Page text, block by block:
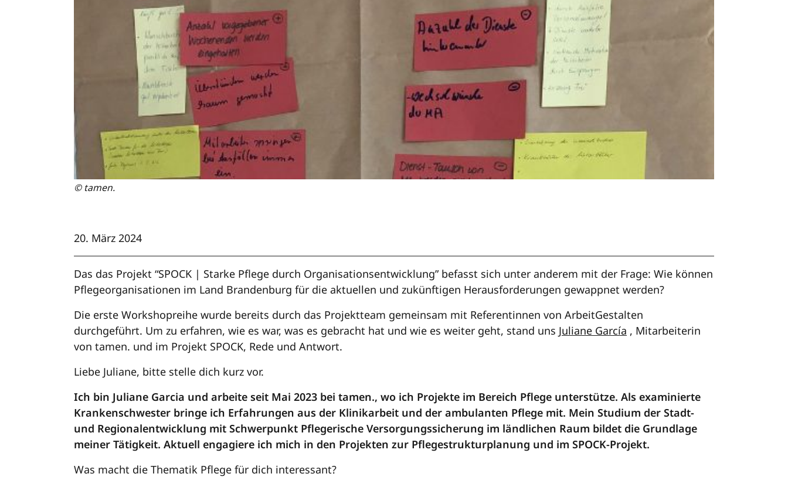
© tamen.
20. März 2024
Das das Projekt “SPOCK | Starke Pflege durch Organisationsentwicklung” befasst sich unter anderem mit der Frage: Wie können
Pflegeorganisationen im Land Brandenburg für die aktuellen und zukünftigen Herausforderungen gewappnet werden?
Die erste Workshopreihe wurde bereits durch das Projektteam gemeinsam mit Referentinnen von ArbeitGestalten
durchgeführt. Um zu erfahren, wie es war, was es gebracht hat und wie es weiter geht, stand uns Juliane García , Mitarbeiterin
von tamen. und im Projekt SPOCK, Rede und Antwort.
Liebe Juliane, bitte stelle dich kurz vor.
Ich bin Juliane Garcia und arbeite seit Mai 2023 bei tamen., wo ich Projekte im Bereich Pflege unterstütze. Als examinierte
Krankenschwester bringe ich Erfahrungen aus der Klinikarbeit und der ambulanten Pflege mit. Mein Studium der Stadt-
und Regionalentwicklung mit Schwerpunkt Pflegerische Versorgungssicherung im ländlichen Raum bildet die Grundlage
meiner Tätigkeit. Aktuell engagiere ich mich in den Projekten zur Pflegestrukturplanung und im SPOCK-Projekt.
Was macht die Thematik Pflege für dich interessant?